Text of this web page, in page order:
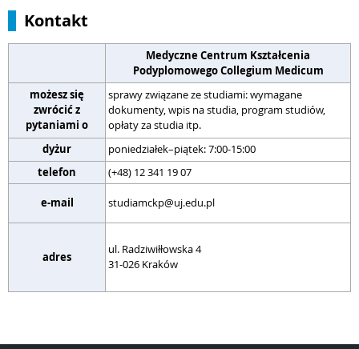
Kontakt
Medyczne Centrum Kształcenia
Podyplomowego Collegium Medicum
możesz się
zwrócić z
pytaniami o
sprawy związane ze studiami: wymagane
dokumenty, wpis na studia, program studiów,
opłaty za studia itp.
dyżur poniedziałek–piątek: 7:00-15:00
telefon
(+48) 12 341 19 07
e-mail studiamckp@uj.edu.pl
adres
ul. Radziwiłłowska 4
31-026 Kraków